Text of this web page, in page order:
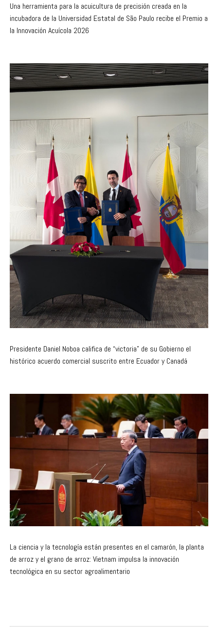
Una herramienta para la acuicultura de precisión creada en la
incubadora de la Universidad Estatal de São Paulo recibe el Premio a
la Innovación Acuícola 2026
Presidente Daniel Noboa califica de “victoria” de su Gobierno el
histórico acuerdo comercial suscrito entre Ecuador y Canadá
La ciencia y la tecnología están presentes en el camarón, la planta
de arroz y el grano de arroz: Vietnam impulsa la innovación
tecnológica en su sector agroalimentario